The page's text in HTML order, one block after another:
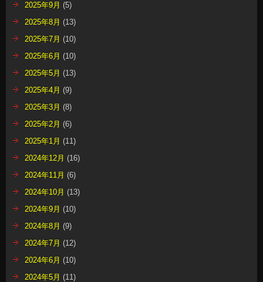
2025年9月 (5)
2025年8月 (13)
2025年7月 (10)
2025年6月 (10)
2025年5月 (13)
2025年4月 (9)
2025年3月 (8)
2025年2月 (6)
2025年1月 (11)
2024年12月 (16)
2024年11月 (6)
2024年10月 (13)
2024年9月 (10)
2024年8月 (9)
2024年7月 (12)
2024年6月 (10)
2024年5月 (11)